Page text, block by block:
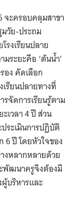
ะครอบคลุมสาขา
วัย-ประถม
งเรียนปลาย
ระยะคือ ‘ต้นน้ำ’
ง คัดเลือก
รียนปลายทางที่
รจัดการเรียนรู้ตาม
เวลา 4 ปี ส่วน
ระเมินการปฏิบัติ
6 ปี โดยหัวใจของ
หลากหลายด้วย
พัฒนาครูจึงต้องมี
บริหารและ